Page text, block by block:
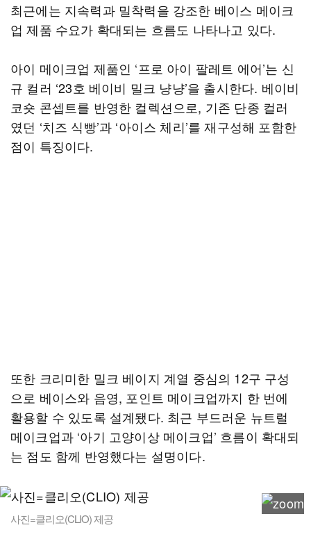
최근에는 지속력과 밀착력을 강조한 베이스 메이크
업 제품 수요가 확대되는 흐름도 나타나고 있다.
아이 메이크업 제품인 ‘프로 아이 팔레트 에어’는 신
규 컬러 ‘23호 베이비 밀크 냥냥’을 출시한다. 베이비
코숏 콘셉트를 반영한 컬렉션으로, 기존 단종 컬러
였던 ‘치즈 식빵’과 ‘아이스 체리’를 재구성해 포함한
점이 특징이다.
또한 크리미한 밀크 베이지 계열 중심의 12구 구성
으로 베이스와 음영, 포인트 메이크업까지 한 번에
활용할 수 있도록 설계됐다. 최근 부드러운 뉴트럴
메이크업과 ‘아기 고양이상 메이크업’ 흐름이 확대되
는 점도 함께 반영했다는 설명이다.
사진=클리오(CLIO) 제공